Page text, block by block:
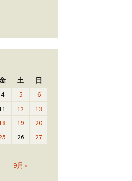
土 日
9月 »
4 5
6
12
13
19
20
25 26
27